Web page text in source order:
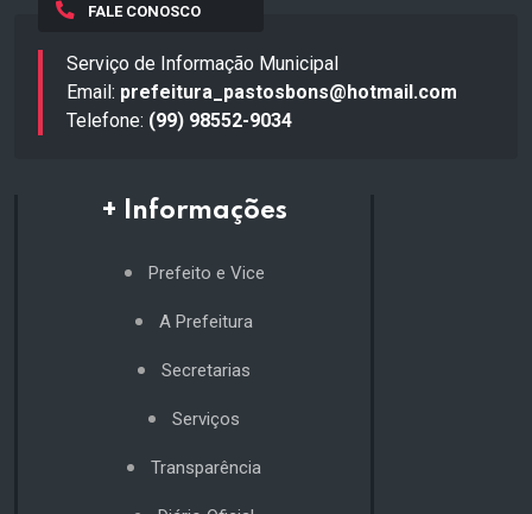
FALE CONOSCO
Serviço de Informação Municipal
Email: prefeitura_pastosbons@hotmail.com
Telefone: (99) 98552-9034
+ Informações
Prefeito e Vice
A Prefeitura
Secretarias
Serviços
Transparência